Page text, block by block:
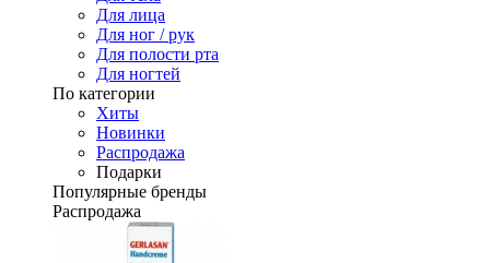
Для лица
Для ног / рук
Для полости рта
Для ногтей
По категории
Хиты
Новинки
Распродажа
Подарки
Популярные бренды
Распродажа